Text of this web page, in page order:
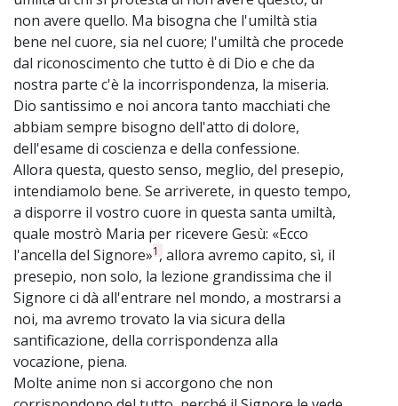
non avere quello. Ma bisogna che l'umiltà stia
bene nel cuore, sia nel cuore; l'umiltà che procede
dal riconoscimento che tutto è di Dio e che da
nostra parte c'è la incorrispondenza, la miseria.
Dio santissimo e noi ancora tanto macchiati che
abbiam sempre bisogno dell'atto di dolore,
dell'esame di coscienza e della confessione.
Allora questa, questo senso, meglio, del presepio,
intendiamolo bene. Se arriverete, in questo tempo,
a disporre il vostro cuore in questa santa umiltà,
quale mostrò Maria per ricevere Gesù: «Ecco
l'ancella del Signore»1 , allora avremo capito, sì, il
presepio, non solo, la lezione grandissima che il
Signore ci dà all'entrare nel mondo, a mostrarsi a
noi, ma avremo trovato la via sicura della
santificazione, della corrispondenza alla
vocazione, piena.
Molte anime non si accorgono che non